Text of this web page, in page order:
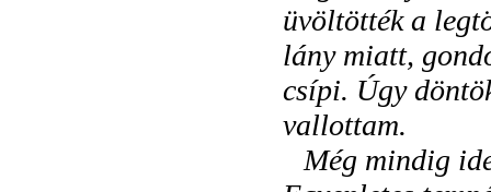
üvöltötték a
lány miatt,
csípi. Úgy
vallottam.
Még mindig